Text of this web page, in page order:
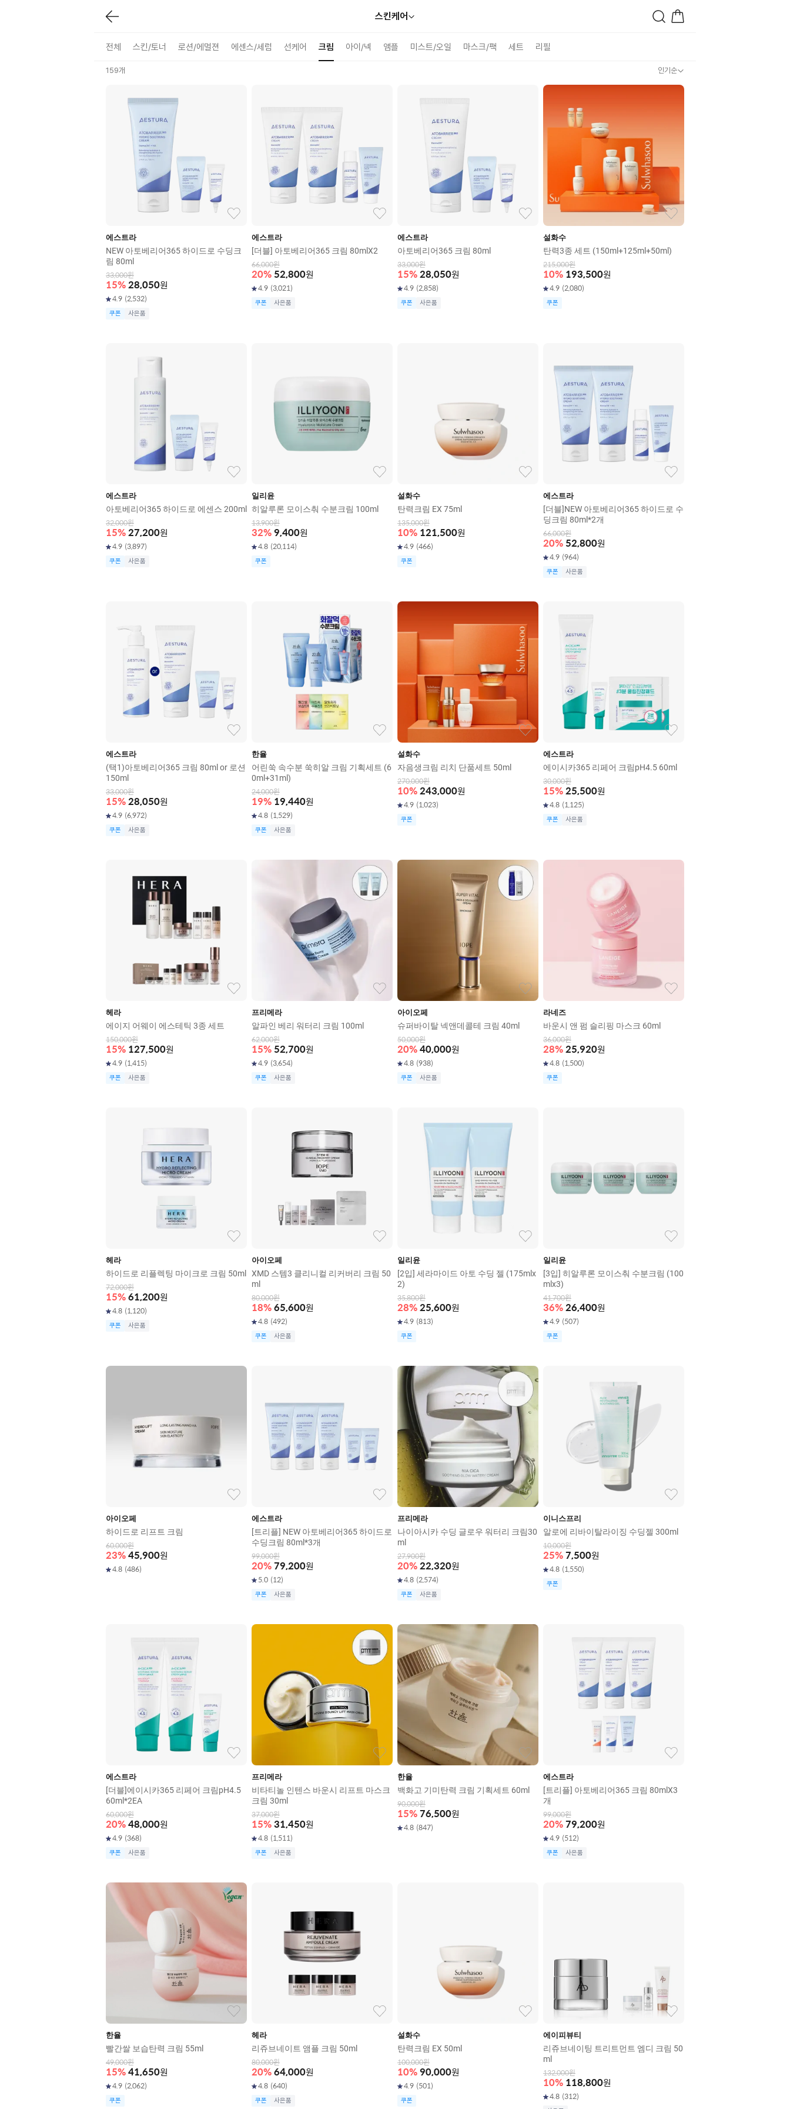
스킨케어
전체 스킨/토너 로션/에멀젼 에센스/세럼 선케어 크림 아이/넥 앰플 미스트/오일 마스크/팩 세트 리필
쿠폰 사은품 페이백 브랜드 피부고민
159개 인기순
에스트라
NEW 아토베리어365 하이드로 수딩크
림 80ml
33,000원
15% 28,050원
4.9 (2,532)
쿠폰 사은품
에스트라
[더블] 아토베리어365 크림 80mlX2
66,000원
20% 52,800원
4.9 (3,021)
쿠폰 사은품
에스트라
아토베리어365 크림 80ml
33,000원
15% 28,050원
4.9 (2,858)
쿠폰 사은품
설화수
탄력3종 세트 (150ml+125ml+50ml)
215,000원
10% 193,500원
4.9 (2,080)
쿠폰
에스트라
아토베리어365 하이드로 에센스 200ml
32,000원
15% 27,200원
4.9 (3,897)
쿠폰 사은품
일리윤
히알루론 모이스춰 수분크림 100ml
13,900원
32% 9,400원
4.8 (20,114)
쿠폰
설화수
탄력크림 EX 75ml
135,000원
10% 121,500원
4.9 (466)
쿠폰
에스트라
[더블]NEW 아토베리어365 하이드로 수
딩크림 80ml*2개
66,000원
20% 52,800원
4.9 (964)
쿠폰 사은품
에스트라
(택1)아토베리어365 크림 80ml or 로션
150ml
33,000원
15% 28,050원
4.9 (6,972)
쿠폰 사은품
한율
어린쑥 속수분 쑥히알 크림 기획세트 (6
0ml+31ml)
24,000원
19% 19,440원
4.8 (1,529)
쿠폰 사은품
설화수
자음생크림 리치 단품세트 50ml
270,000원
10% 243,000원
4.9 (1,023)
쿠폰
에스트라
에이시카365 리페어 크림pH4.5 60ml
30,000원
15% 25,500원
4.8 (1,125)
쿠폰 사은품
헤라
에이지 어웨이 에스테틱 3종 세트
150,000원
15% 127,500원
4.9 (1,415)
쿠폰 사은품
프리메라
알파인 베리 워터리 크림 100ml
62,000원
15% 52,700원
4.9 (3,654)
쿠폰 사은품
아이오페
슈퍼바이탈 넥앤데콜테 크림 40ml
50,000원
20% 40,000원
4.8 (938)
쿠폰 사은품
라네즈
바운시 앤 펌 슬리핑 마스크 60ml
36,000원
28% 25,920원
4.8 (1,500)
쿠폰
헤라
하이드로 리플렉팅 마이크로 크림 50ml
72,000원
15% 61,200원
4.8 (1,120)
쿠폰 사은품
아이오페
XMD 스템3 클리니컬 리커버리 크림 50
ml
80,000원
18% 65,600원
4.8 (492)
쿠폰 사은품
일리윤
[2입] 세라마이드 아토 수딩 젤 (175mlx
2)
35,800원
28% 25,600원
4.9 (813)
쿠폰
일리윤
[3입] 히알루론 모이스춰 수분크림 (100
mlx3)
41,700원
36% 26,400원
4.9 (507)
쿠폰
아이오페
하이드로 리프트 크림
60,000원
23% 45,900원
4.8 (486)
에스트라
[트리플] NEW 아토베리어365 하이드로
수딩크림 80ml*3개
99,000원
20% 79,200원
5.0 (12)
쿠폰 사은품
프리메라
나이아시카 수딩 글로우 워터리 크림30
ml
27,900원
20% 22,320원
4.8 (2,574)
쿠폰 사은품
이니스프리
알로에 리바이탈라이징 수딩젤 300ml
10,000원
25% 7,500원
4.8 (1,550)
쿠폰
에스트라
[더블]에이시카365 리페어 크림pH4.5
60ml*2EA
60,000원
20% 48,000원
4.9 (368)
쿠폰 사은품
프리메라
비타티놀 인텐스 바운시 리프트 마스크
크림 30ml
37,000원
15% 31,450원
4.8 (1,511)
쿠폰 사은품
한율
백화고 기미탄력 크림 기획세트 60ml
90,000원
15% 76,500원
4.8 (847)
에스트라
[트리플] 아토베리어365 크림 80mlX3
개
99,000원
20% 79,200원
4.9 (512)
쿠폰 사은품
한율
빨간쌀 보습탄력 크림 55ml
49,000원
15% 41,650원
4.9 (2,062)
쿠폰
헤라
리쥬브네이트 앰플 크림 50ml
80,000원
20% 64,000원
4.8 (640)
쿠폰 사은품
설화수
탄력크림 EX 50ml
100,000원
10% 90,000원
4.9 (501)
쿠폰
에이피뷰티
리쥬브네이팅 트리트먼트 엠디 크림 50
ml
132,000원
10% 118,800원
4.8 (312)